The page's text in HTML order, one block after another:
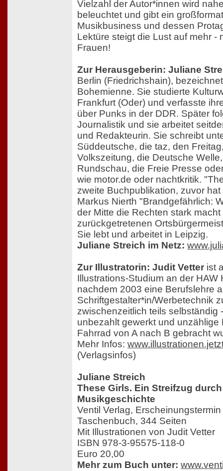
Vielzahl der Autor*innen wird
beleuchtet und gibt ein
Musikbusiness und dessen
Lektüre steigt die Lust auf mehr -
Frauen!
Zur Herausgeberin: Juliane
Berlin (Friedrichshain),
Bohemienne. Sie studierte
Frankfurt (Oder) und verfasste
über Punks in der DDR. Später
Journalistik und sie arbeitet
und Redakteurin. Sie schreibt
Süddeutsche, die taz, den
Volkszeitung, die Deutsche
Rundschau, die Freie Presse
wie motor.de oder nachtkritik.
zweite Buchpublikation, zuvor
Markus Nierth "Brandgefährlich:
der Mitte die Rechten stark
zurückgetretenen
Sie lebt und arbeitet in Leipzig.
Juliane Streich im Netz:
Zur Illustratorin: Judit Vetter ist
Illustrations-Studium an der HAW
nachdem 2003 eine Berufslehre
Schriftgestalter*in/Werbetechnik
zwischenzeitlich teils selbständig
unbezahlt gewerkt und unzählige
Fahrrad von A nach B gebracht
Mehr Infos:
(Verlagsinfos)
Juliane Streich
These Girls. Ein Streifzug
Musikgeschichte
Ventil Verlag,
Taschenbuch, 344 Seiten
Mit Illustrationen von Judit Vetter
ISBN 978-3-95575-118-0
Euro 20,00
Mehr zum Buch unter: